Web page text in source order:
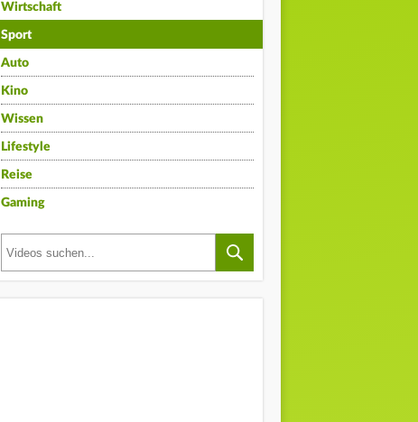
Wirtschaft
Sport
Auto
Kino
Wissen
Lifestyle
Reise
Gaming